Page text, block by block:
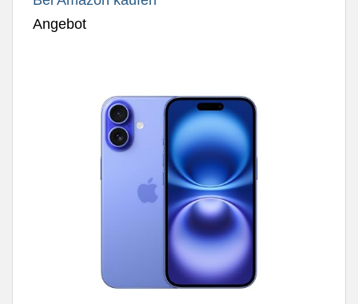
Angebot